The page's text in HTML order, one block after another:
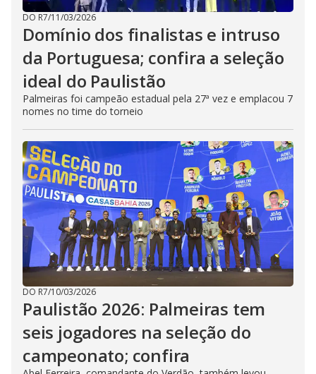
DO R7/11/03/2026
Domínio dos finalistas e intruso
da Portuguesa; confira a seleção
ideal do Paulistão
Palmeiras foi campeão estadual pela 27ª vez e emplacou 7
nomes no time do torneio
DO R7/10/03/2026
Paulistão 2026: Palmeiras tem
seis jogadores na seleção do
campeonato; confira